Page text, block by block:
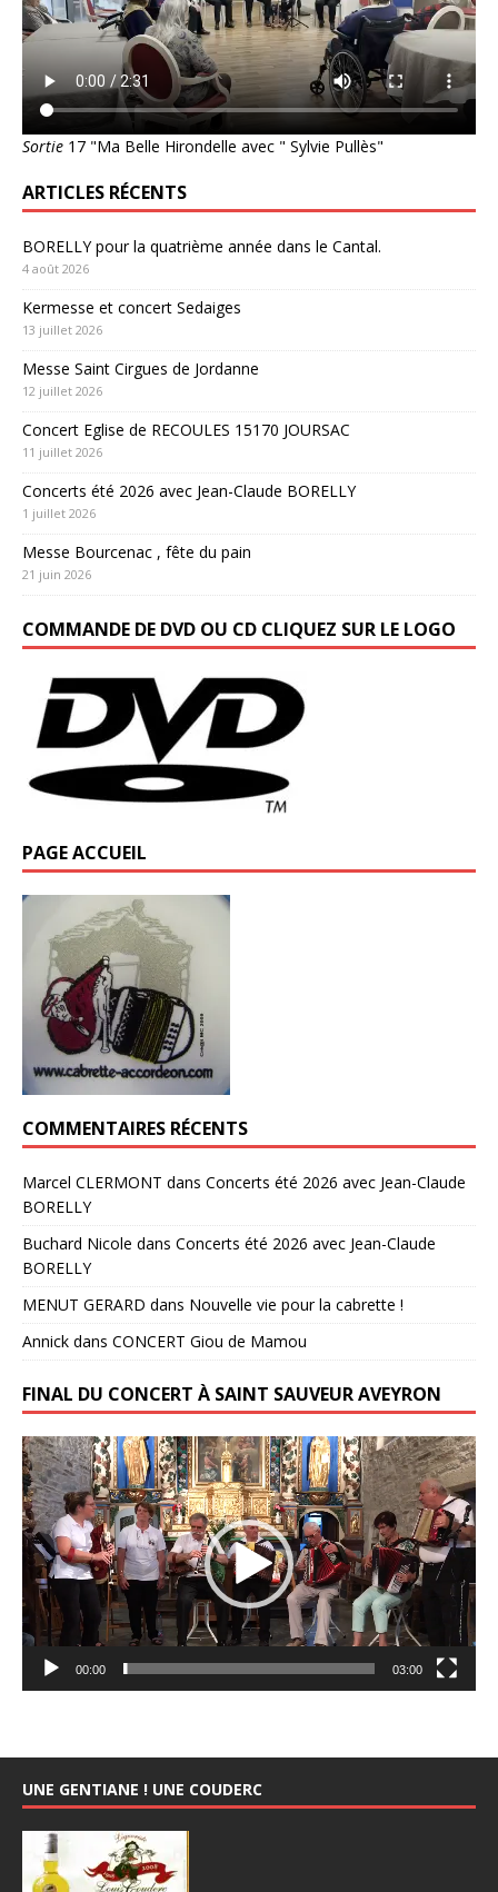
Sortie 17 "Ma Belle Hirondelle avec " Sylvie Pullès"
ARTICLES RÉCENTS
BORELLY pour la quatrième année dans le Cantal.
4 août 2026
Kermesse et concert Sedaiges
13 juillet 2026
Messe Saint Cirgues de Jordanne
12 juillet 2026
Concert Eglise de RECOULES 15170 JOURSAC
11 juillet 2026
Concerts été 2026 avec Jean-Claude BORELLY
1 juillet 2026
Messe Bourcenac , fête du pain
21 juin 2026
COMMANDE DE DVD OU CD CLIQUEZ SUR LE LOGO
PAGE ACCUEIL
COMMENTAIRES RÉCENTS
Marcel CLERMONT dans Concerts été 2026 avec Jean-Claude
BORELLY
Buchard Nicole dans Concerts été 2026 avec Jean-Claude
BORELLY
MENUT GERARD dans Nouvelle vie pour la cabrette !
Annick dans CONCERT Giou de Mamou
FINAL DU CONCERT À SAINT SAUVEUR AVEYRON
Lecteur
vidéo
00:00 03:00
UNE GENTIANE ! UNE COUDERC